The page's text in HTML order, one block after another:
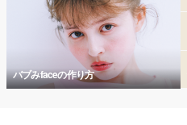
バブみfaceの作り方